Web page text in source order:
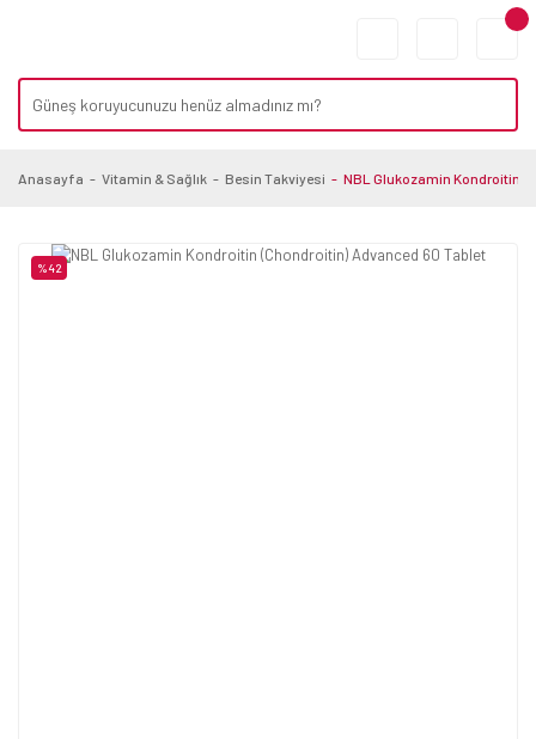
Anasayfa Vitamin & Sağlık Besin Takviyesi NBL Glukozamin Kondroitin
%42